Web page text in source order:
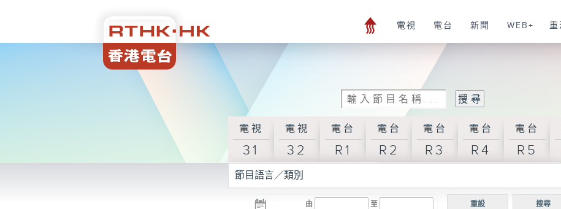
電視 電台 新聞 WEB+ 重
電視
31
電視
32
電台
R1
電台
R2
電台
R3
電台
R4
電台
R5
節目語言／類別
由 至 搜尋
重設